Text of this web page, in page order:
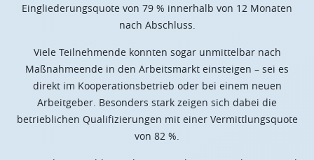
Eingliederungsquote von 79 % innerhalb von 12 Monaten
nach Abschluss.
Viele Teilnehmende konnten sogar unmittelbar nach
Maßnahmeende in den Arbeitsmarkt einsteigen – sei es
direkt im Kooperationsbetrieb oder bei einem neuen
Arbeitgeber. Besonders stark zeigen sich dabei die
betrieblichen Qualifizierungen mit einer Vermittlungsquote
von 82 %.